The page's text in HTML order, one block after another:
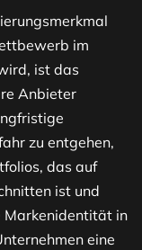
im
ist das
Anbieter
zu entgehen,
das auf
ist und
Markenidentität in
eine